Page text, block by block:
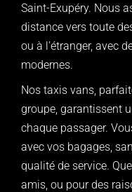
Saint-Exupéry. Nous
distance vers toute
ou à l’étranger, avec
modernes.
Nos taxis vans,
groupe, garantissent
chaque passager.
avec vos bagages,
qualité de service.
amis, ou pour des